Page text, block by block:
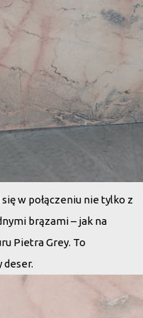
w połączeniu nie tylko z
brązami – jak na
Pietra Grey. To
deser.